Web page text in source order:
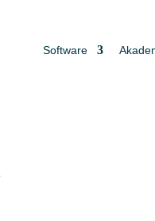
Software